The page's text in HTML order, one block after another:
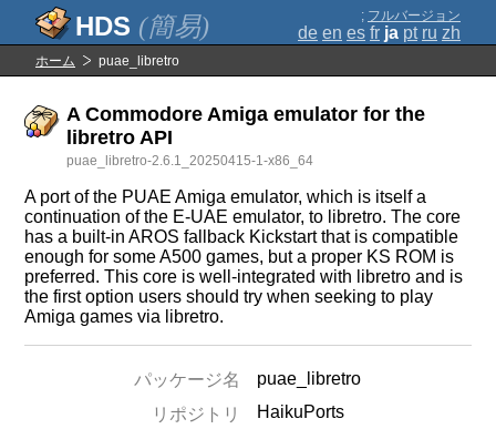
(簡易) ; フルバージョン
de en es fr ja pt ru zh
ホーム puae_libretro
A Commodore Amiga emulator for the
libretro API
puae_libretro-2.6.1_20250415-1-x86_64
A port of the PUAE Amiga emulator, which is itself a
continuation of the E-UAE emulator, to libretro. The core
has a built-in AROS fallback Kickstart that is compatible
enough for some A500 games, but a proper KS ROM is
preferred. This core is well-integrated with libretro and is
the first option users should try when seeking to play
Amiga games via libretro.
パッケージ名
puae_libretro
リポジトリ
HaikuPorts